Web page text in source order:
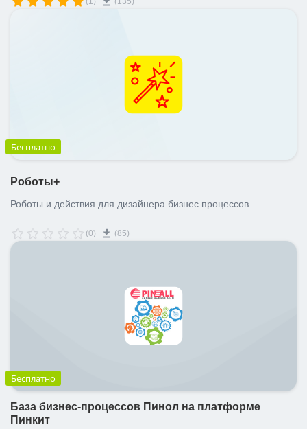
Бесплатно
Роботы+
Роботы и действия для дизайнера бизнес процессов
(0) (85)
Бесплатно
База бизнес-процессов Пинол на платформе
Пинкит